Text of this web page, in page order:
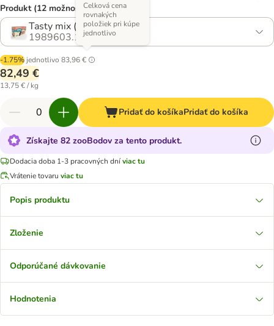
Produkt (12 možností)
Tasty mix (4 druhy)
1989603.1
-1.75% jednotlivo 83,96 €
Celková cena
rovnakých
položiek pri kúpe
jednotlivo
82,49 €
13,75 € / kg
Pridať do košíkaPridať do košíka
Získajte 82 zooBodov za tento produkt.
Dodacia doba 1-3 pracovných dníviac tu
Vrátenie tovaru viac tu
Popis produktu
Zloženie
Odporúčané dávkovanie
Hodnotenia